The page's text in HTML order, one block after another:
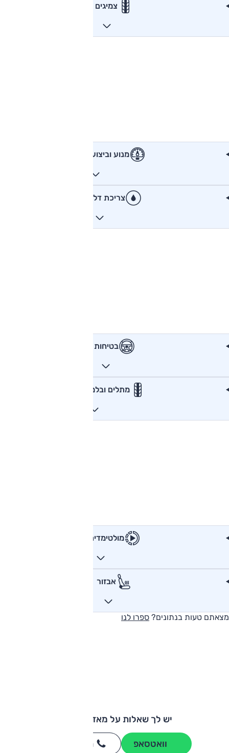
צמיגים
מנוע וביצועים
צריכת דלק
בטיחות
מתלים ובלמים
מולטימדיה
אבזור
מצאתם טעות בנתונים? ספרו לנו
יש לך שאלות על מאזדה CX5?
וואטסאפ חייגו